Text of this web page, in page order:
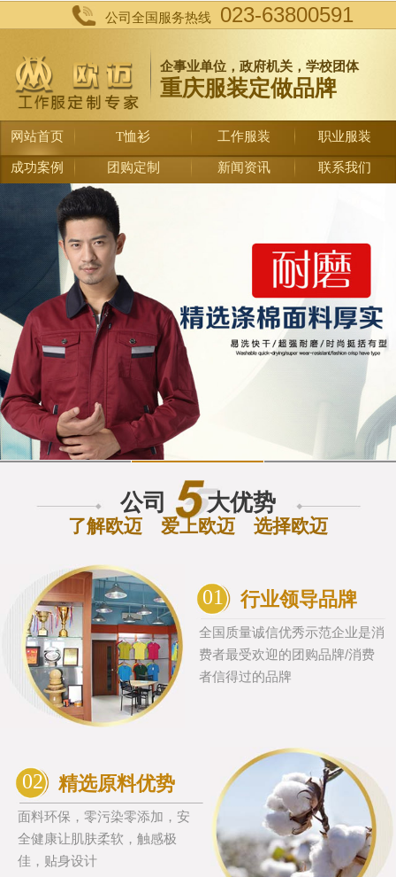
公司全国服务热线 023-63800591
企事业单位，政府机关，学校团体
重庆服装定做品牌
网站首页 T恤衫 工作服装 职业服装
成功案例 团购定制 新闻资讯 联系我们
公司 大优势
了解欧迈 爱上欧迈 选择欧迈
01 行业领导品牌
全国质量诚信优秀示范企业是消
费者最受欢迎的团购品牌/消费
者信得过的品牌
02 精选原料优势
面料环保，零污染零添加，安
全健康让肌肤柔软，触感极
佳，贴身设计